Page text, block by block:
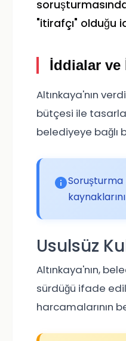
"itirafçı" olduğu
İddialar ve
Altınkaya'nın
bütçesi ile
belediyeye bağlı
Soruşturma
Usulsüz
Altınkaya'nın,
sürdüğü ifade
harcamalarının